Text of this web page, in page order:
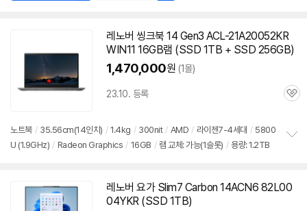
레노버 씽크북 14 Gen3 ACL-21A20052KR
WIN11 16GB램 (SSD 1TB + SSD 256GB)
1,470,000원 (1몰)
23.10. 등록
관
노트북 / 35.56cm(14인치) / 1.4kg / 300nit / AMD / 라이젠7-4세대 / 5800
U (1.9GHz) / Radeon Graphics / 16GB / 램 교체: 가능(1슬롯) / 용량: 1.2TB
치
레노버 요가 Slim7 Carbon 14ACN6 82L00
04YKR (SSD 1TB)